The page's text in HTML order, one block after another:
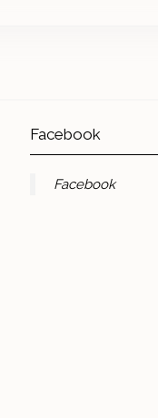
Facebook
Facebook